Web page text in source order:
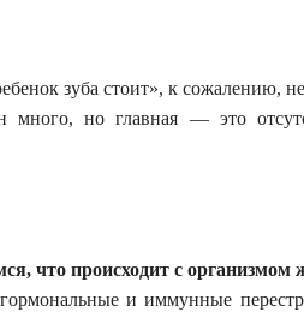
зуба стоит», к сожалению,
много, но главная — это
что происходит с
и иммунные